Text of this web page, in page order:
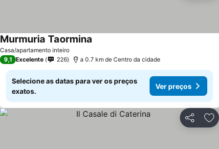
Casa/apartamento inteiro
Murmuria Taormina
9,1 Excelente 226 a 0.7 km de Centro da cidade
Selecione as datas para ver os preços
exatos.
Ver preços
Partilhar